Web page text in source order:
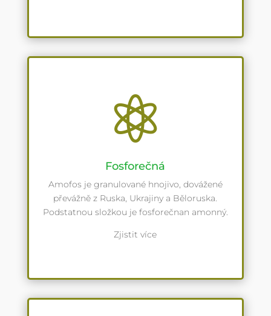

Fosforečná
Amofos je granulované hnojivo, dovážené
převážně z Ruska, Ukrajiny a Běloruska.
Podstatnou složkou je fosforečnan amonný.
Zjistit více